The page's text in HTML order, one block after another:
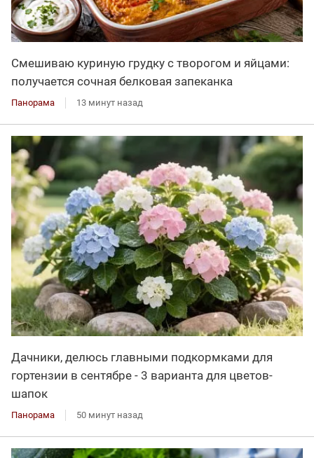
Смешиваю куриную грудку с творогом и яйцами:
получается сочная белковая запеканка
Панорама 13 минут назад
Дачники, делюсь главными подкормками для
гортензии в сентябре - 3 варианта для цветов-
шапок
Панорама 50 минут назад